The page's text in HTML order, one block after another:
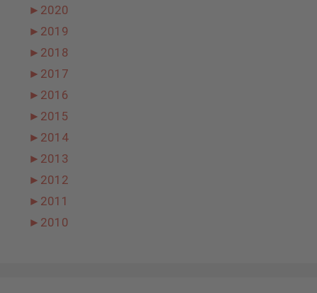
► 2020
► 2019
► 2018
► 2017
► 2016
► 2015
► 2014
► 2013
► 2012
► 2011
► 2010